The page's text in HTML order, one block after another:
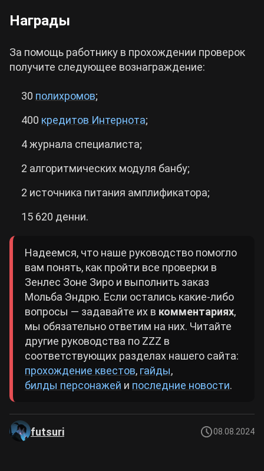
Награды
За помощь работнику в прохождении проверок
получите следующее вознаграждение:
30 полихромов;
400 кредитов Интернота;
4 журнала специалиста;
2 алгоритмических модуля банбу;
2 источника питания амплификатора;
15 620 денни.
Надеемся, что наше руководство помогло
вам понять, как пройти все проверки в
Зенлес Зоне Зиро и выполнить заказ
Мольба Эндрю. Если остались какие-либо
вопросы — задавайте их в комментариях,
мы обязательно ответим на них. Читайте
другие руководства по ZZZ в
соответствующих разделах нашего сайта:
прохождение квестов, гайды,
билды персонажей и последние новости.
futsuri 08.08.2024